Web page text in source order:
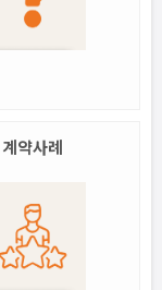
계약사례